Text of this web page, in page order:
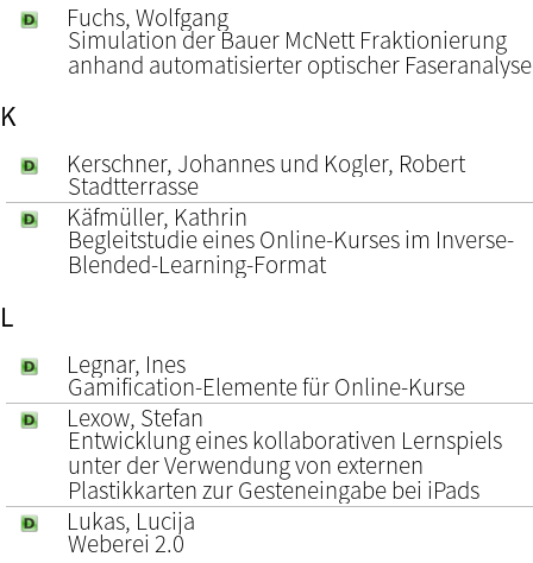
Fuchs, Wolfgang
Simulation der Bauer McNett Fraktionierung
anhand automatisierter optischer Faseranalyse
K
Kerschner, Johannes und Kogler, Robert
Stadtterrasse
Käfmüller, Kathrin
Begleitstudie eines Online-Kurses im Inverse-
Blended-Learning-Format
L
Legnar, Ines
Gamification-Elemente für Online-Kurse
Lexow, Stefan
Entwicklung eines kollaborativen Lernspiels
unter der Verwendung von externen
Plastikkarten zur Gesteneingabe bei iPads
Lukas, Lucija
Weberei 2.0